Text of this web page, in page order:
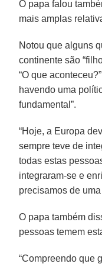
O papa falou
mais amplas
Notou que alguns
continente são
“O que
havendo uma
fundamental”.
“Hoje, a Europa
sempre teve de
todas estas
integraram-se e
precisamos de
O papa também
pessoas temem
“Compreendo que